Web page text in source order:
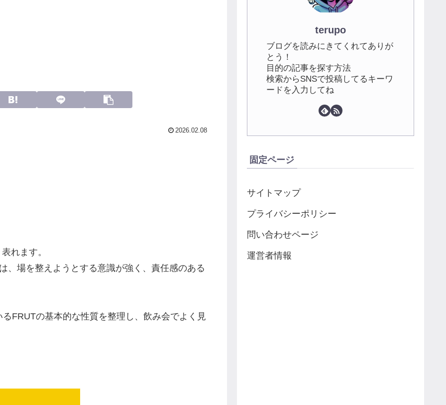
2026.02.08
れます。
、場を整えようとする意識が強く、責任感のある
FRUTの基本的な性質を整理し、飲み会でよく見
terupo
ブログを読みにきてくれてありが
とう！
目的の記事を探す方法
検索からSNSで投稿してるキーワ
ードを入力してね
固定ページ
サイトマップ
プライバシーポリシー
問い合わせページ
運営者情報